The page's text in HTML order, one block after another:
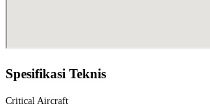
Spesifikasi Teknis
Critical Aircraft